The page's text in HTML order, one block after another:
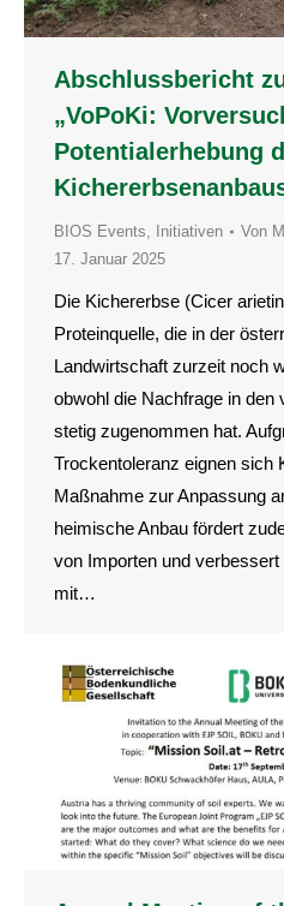
Abschlussbericht
„VoPoKi:
Potentialerhebung
BIOS Events, Initiativen Von
17. Januar 2025
Die Kichererbse (Cicer
Proteinquelle, die in der
Landwirtschaft zurzeit noch
obwohl die Nachfrage in den
stetig zugenommen hat.
Trockentoleranz eignen sich
Maßnahme zur Anpassung
heimische Anbau fördert
von Importen und
mit…